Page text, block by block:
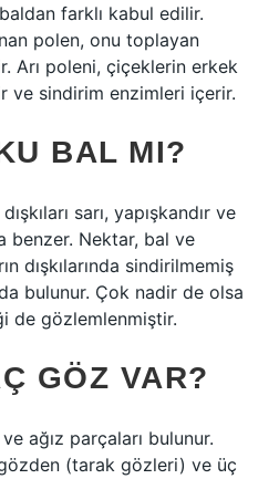
farklı kabul edilir.
polen, onu toplayan
Arı poleni, çiçeklerin erkek
ve sindirim enzimleri içerir.
BAL MI?
sarı, yapışkandır ve
benzer. Nektar, bal ve
dışkılarında sindirilmemiş
bulunur. Çok nadir de olsa
de gözlemlenmiştir.
GÖZ VAR?
ağız parçaları bulunur.
(tarak gözleri) ve üç